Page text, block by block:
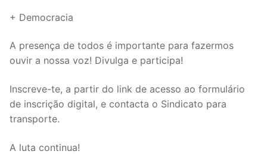
Revista Intervir
+ Democracia
A presença de todos é importante para fazermos
ouvir a nossa voz! Divulga e participa!
Inscreve-te, a partir do link de acesso ao formulário
de inscrição digital, e contacta o Sindicato para
transporte.
A luta continua!